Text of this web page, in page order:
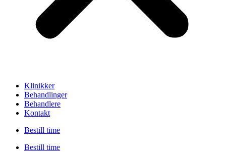
Klinikker
Behandlinger
Behandlere
Kontakt
Bestill time
Bestill time